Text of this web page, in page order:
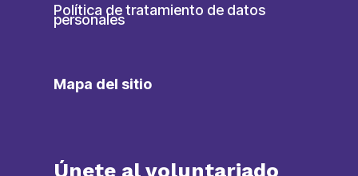
Política de tratamiento de datos
personales
Mapa del sitio
Únete al voluntariado